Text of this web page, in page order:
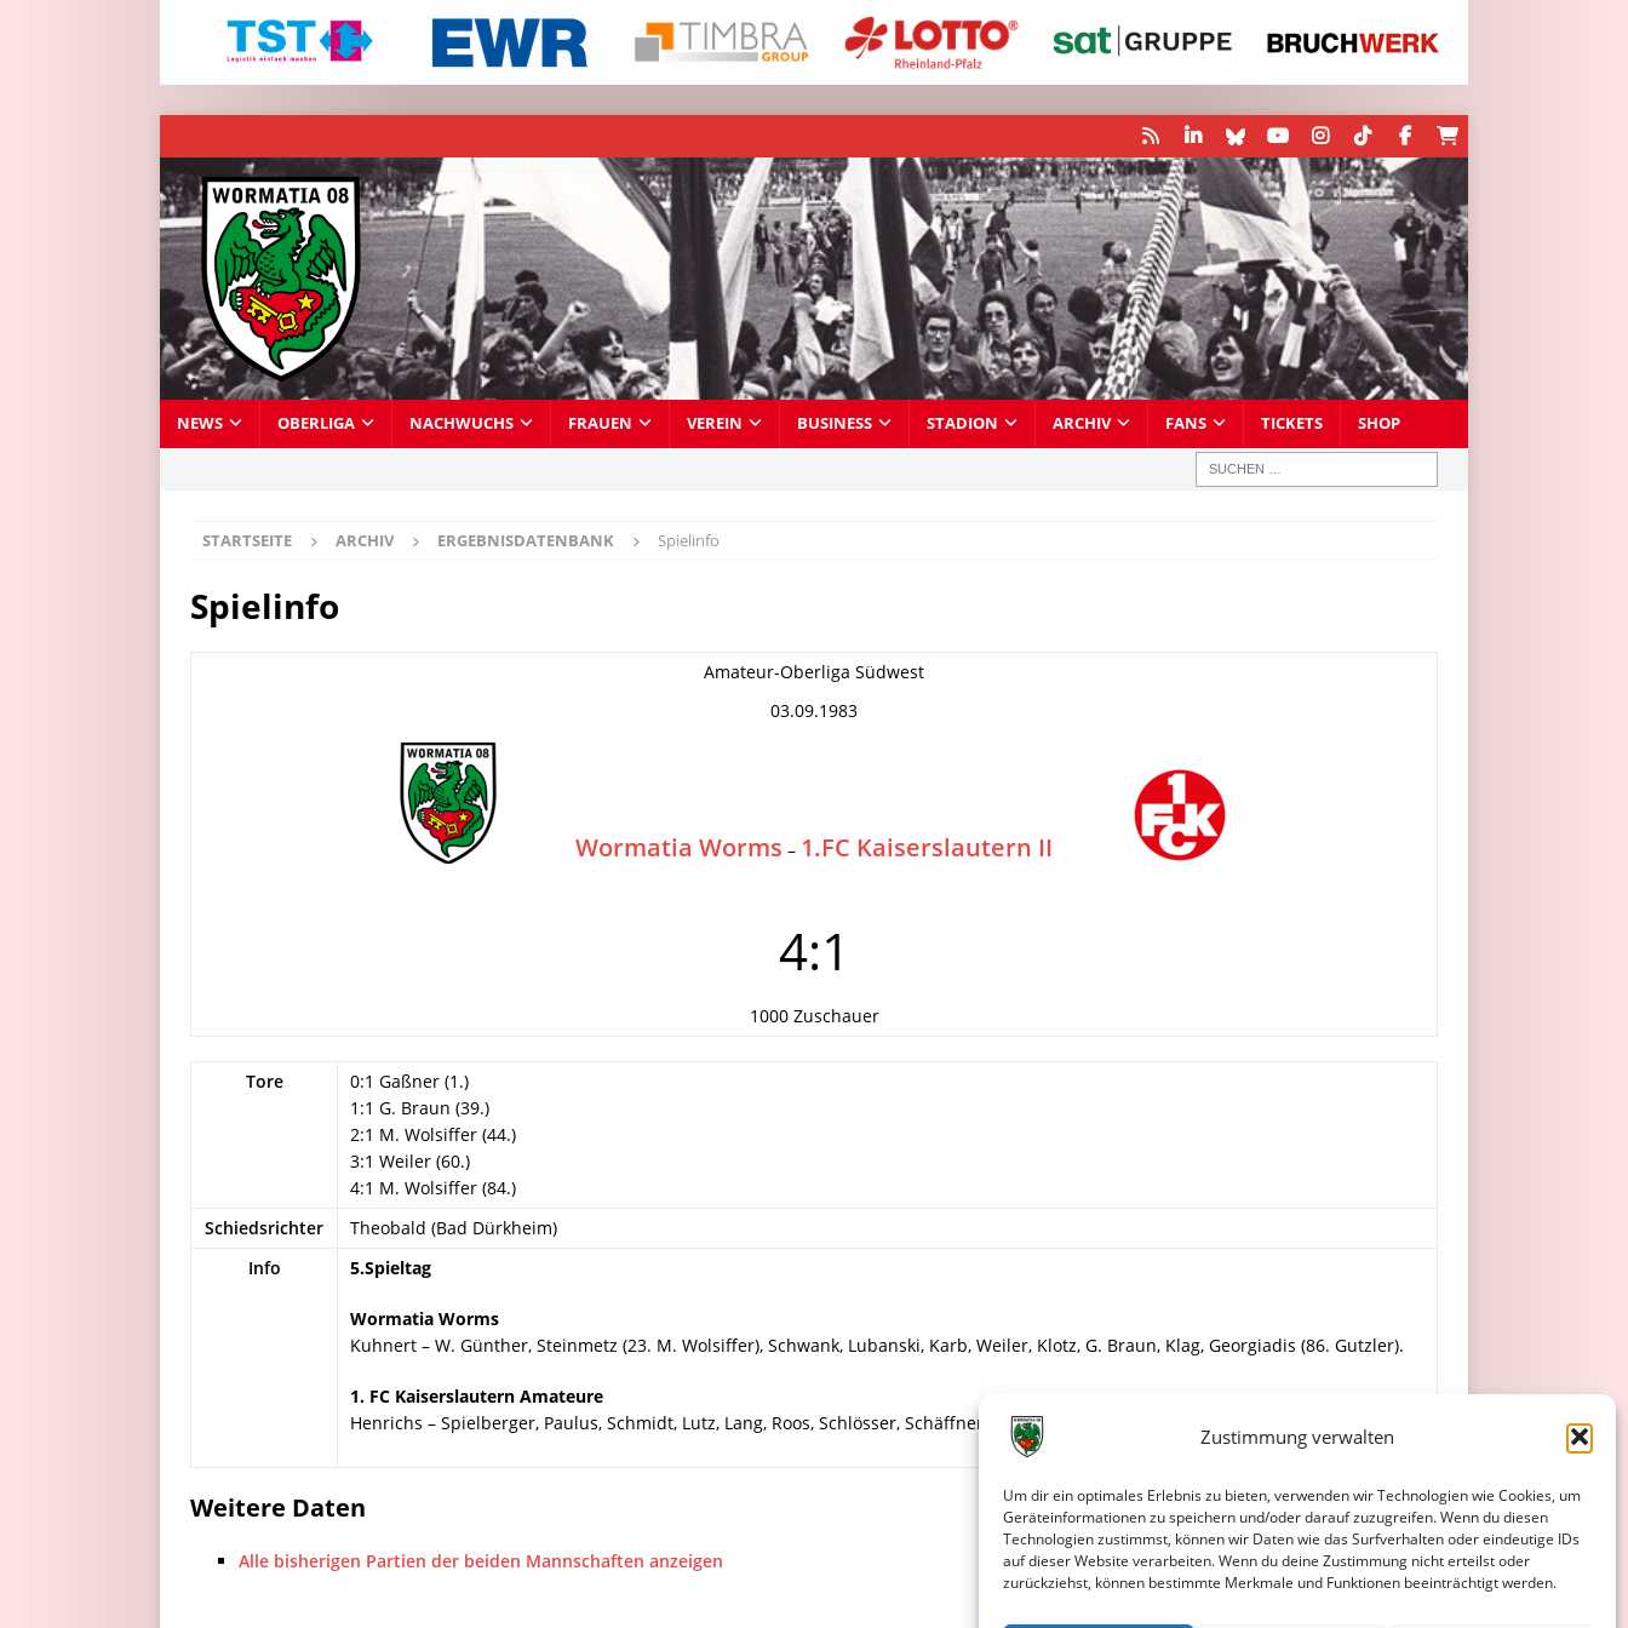
Zustimmung verwalten
Um dir ein optimales Erlebnis zu bieten, verwenden wir Technologien wie Cookies, um
Geräteinformationen zu speichern und/oder darauf zuzugreifen. Wenn du diesen
Technologien zustimmst, können wir Daten wie das Surfverhalten oder eindeutige IDs
auf dieser Website verarbeiten. Wenn du deine Zustimmung nicht erteilst oder
zurückziehst, können bestimmte Merkmale und Funktionen beeinträchtigt werden.
NEWS OBERLIGA NACHWUCHS FRAUEN VEREIN BUSINESS STADION ARCHIV FANS TICKETS SHOP
STARTSEITE ARCHIV ERGEBNISDATENBANK Spielinfo
Spielinfo
Amateur-Oberliga Südwest
03.09.1983
Wormatia Worms – 1.FC Kaiserslautern II
4:1
1000 Zuschauer
Tore
0:1 Gaßner (1.)
1:1 G. Braun (39.)
2:1 M. Wolsiffer (44.)
3:1 Weiler (60.)
4:1 M. Wolsiffer (84.)
Schiedsrichter
Theobald (Bad Dürkheim)
Info
5.Spieltag
Wormatia Worms
Kuhnert – W. Günther, Steinmetz (23. M. Wolsiffer), Schwank, Lubanski, Karb, Weiler, Klotz, G. Braun, Klag, Georgiadis (86. Gutzler).
1. FC Kaiserslautern Amateure
Henrichs – Spielberger, Paulus, Schmidt, Lutz, Lang, Roos, Schlösser, Schäffner (46. Kayser), Gries, Gaßner.
Weitere Daten
Alle bisherigen Partien der beiden Mannschaften anzeigen